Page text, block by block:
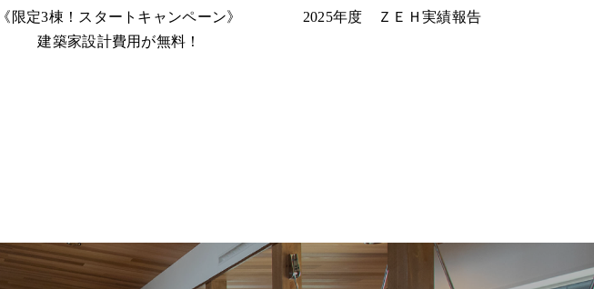
《限定3棟！スタートキャンペーン》
建築家設計費用が無料！
2025年度 ＺＥＨ実績報告